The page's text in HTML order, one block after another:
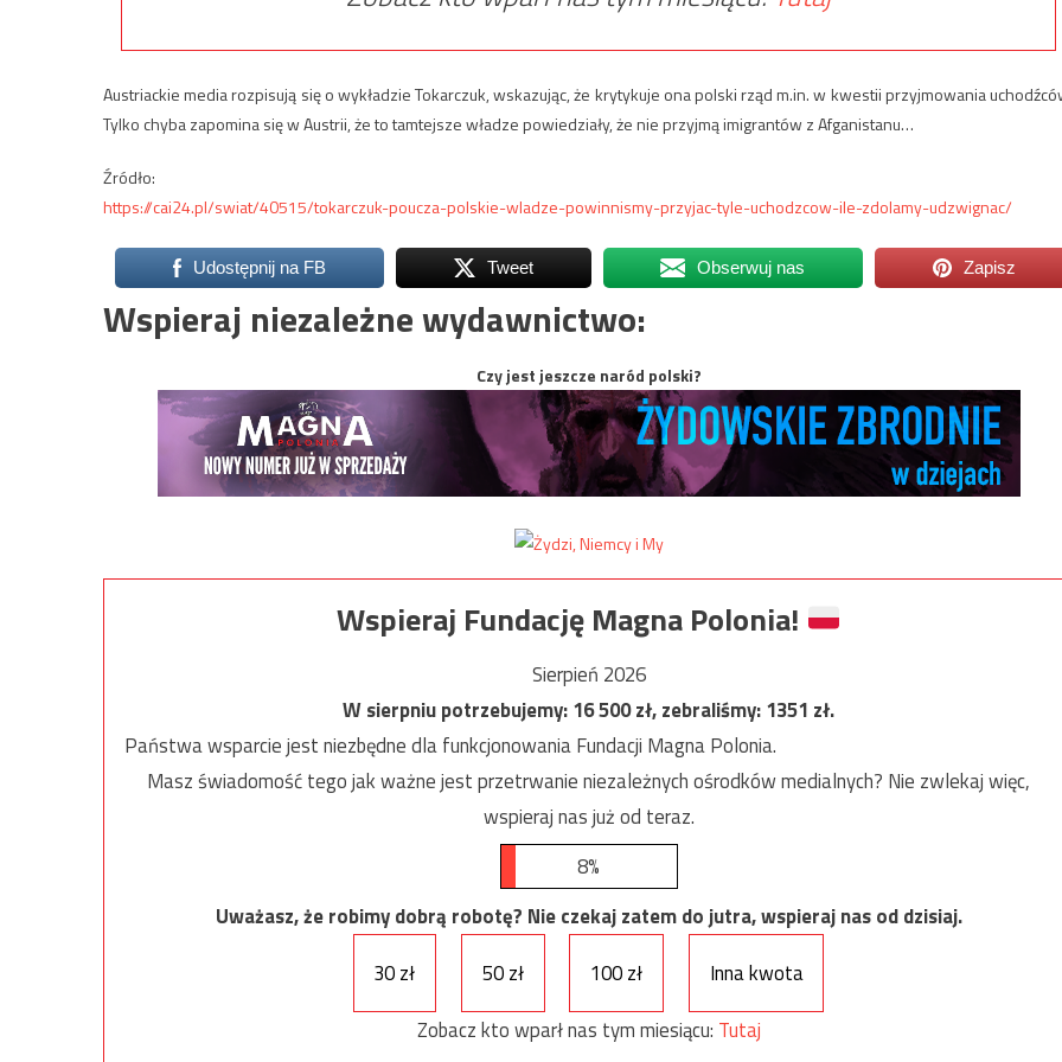
Austriackie media rozpisują się o wykładzie Tokarczuk, wskazując, że krytykuje ona polski rząd m.in. w kwestii przyjmowania
Tylko chyba zapomina się w Austrii, że to tamtejsze władze powiedziały, że nie przyjmą imigrantów z Afganistanu…
Źródło:
https://cai24.pl/swiat/40515/tokarczuk-poucza-polskie-wladze-powinnismy-przyjac-tyle-uchodzcow-ile-zdolamy-udzwignac/
Udostępnij na FB Tweet Obserwuj nas Zapisz
Wspieraj niezależne wydawnictwo:
Czy jest jeszcze naród polski?
Wspieraj Fundację Magna Polonia!
Sierpień 2026
W sierpniu potrzebujemy:16 500zł, zebraliśmy:1351 zł.
Państwa wsparcie jest niezbędne dla funkcjonowania Fundacji Magna Polonia.
Masz świadomość tego jak ważne jest przetrwanie niezależnych ośrodków medialnych? Nie zwlekaj więc,
wspieraj nas już od teraz.
8%
Uważasz, że robimy dobrą robotę? Nie czekaj zatem do jutra, wspieraj nas od dzisiaj.
30 zł
50 zł 100 zł
Inna kwota
Zobacz kto wparł nas tym miesiącu: Tutaj